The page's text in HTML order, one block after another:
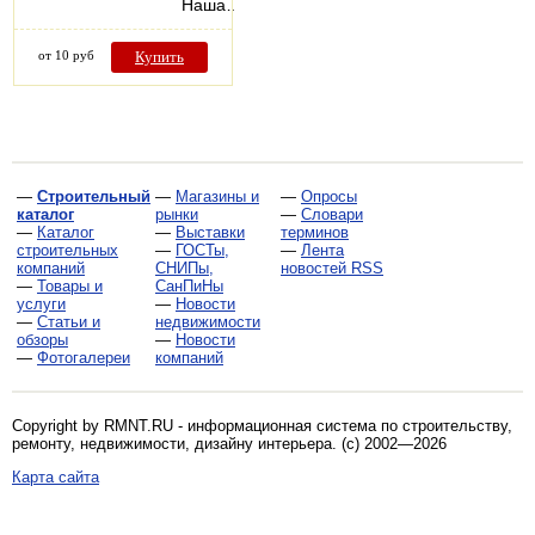
Наша…
от 10 руб Купить
— Строительный
каталог
— Каталог
строительных
компаний
— Товары и
услуги
— Статьи и
обзоры
— Фотогалереи
— Магазины и
рынки
— Выставки
— ГОСТы,
СНИПы,
СанПиНы
— Новости
недвижимости
— Новости
компаний
— Опросы
— Словари
терминов
— Лента
новостей RSS
Copyright by RMNT.RU - информационная система по строительству,
ремонту, недвижимости, дизайну интерьера . (c) 2002—2026
Карта сайта